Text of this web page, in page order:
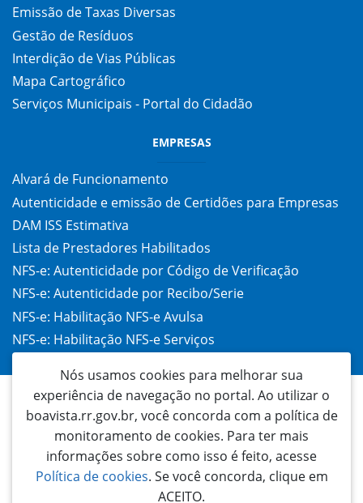
Emissão de Taxas Diversas
Gestão de Resíduos
Interdição de Vias Públicas
Mapa Cartográfico
Serviços Municipais - Portal do Cidadão
EMPRESAS
Alvará de Funcionamento
Autenticidade e emissão de Certidões para Empresas
DAM ISS Estimativa
Lista de Prestadores Habilitados
NFS-e: Autenticidade por Código de Verificação
NFS-e: Autenticidade por Recibo/Serie
NFS-e: Habilitação NFS-e Avulsa
NFS-e: Habilitação NFS-e Serviços
Prefeitura Municipal de Boa Vista
Nós usamos cookies para melhorar sua
experiência de navegação no portal. Ao utilizar o
boavista.rr.gov.br, você concorda com a política de
monitoramento de cookies. Para ter mais
informações sobre como isso é feito, acesse
Política de cookies. Se você concorda, clique em
ACEITO.